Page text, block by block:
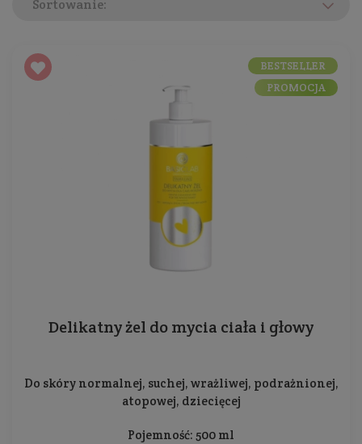
Sortowanie:
Delikatny żel do mycia ciała i głowy
Do skóry normalnej, suchej, wrażliwej, podrażnionej,
atopowej, dziecięcej
Pojemność: 500 ml
BESTSELLER
PROMOCJA